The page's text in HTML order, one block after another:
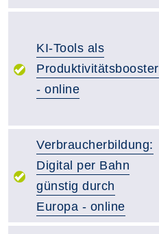
KI-Tools als
Produktivitätsbooster
- online
Verbraucherbildung:
Digital per Bahn
günstig durch
Europa - online